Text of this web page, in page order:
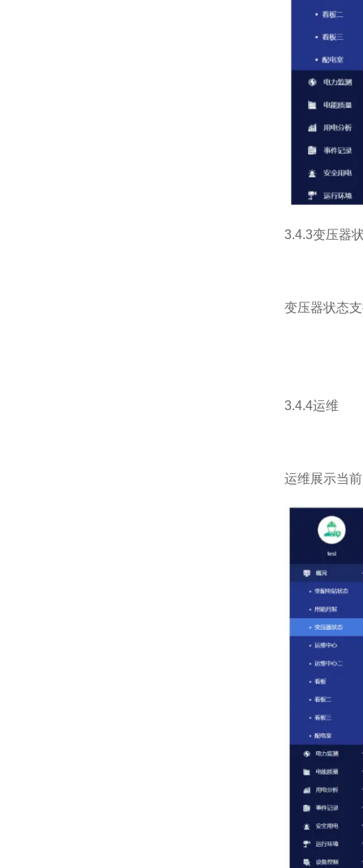
3.4.3变压器
变压器状态
3.4.4运维
运维展示当